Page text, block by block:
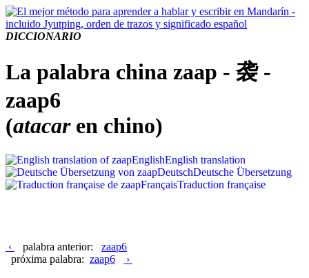
DICCIONARIO
La palabra china zaap - 袭 -
zaap6
(atacaren chino)
EnglishEnglish translation
DeutschDeutsche Übersetzung
FrançaisTraduction française
‹ palabra anterior: zaap6
próxima palabra: zaap6 ›